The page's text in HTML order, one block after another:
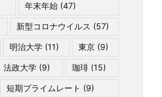
年末年始 (47)
新型コロナウイルス (57)
明治大学 (11) 東京 (9)
法政大学 (9) 珈琲 (15)
短期プライムレート (9)